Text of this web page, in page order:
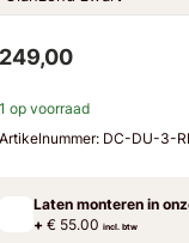
op voorraad
DC-DU-3-
Laten monteren in
+€ 55.00 incl. btw